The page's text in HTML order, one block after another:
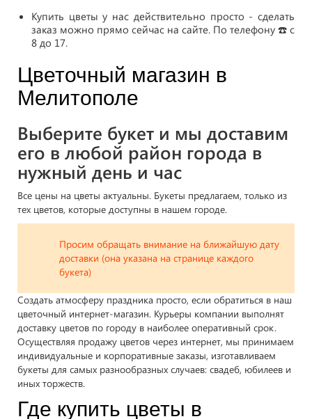
Купить цветы у нас действительно просто - сделать
заказ можно прямо сейчас на сайте. По телефону ☎️ с
8 до 17.
Цветочный магазин в
Мелитополе
Выберите букет и мы доставим
его в любой район города в
нужный день и час
Все цены на цветы актуальны. Букеты предлагаем, только из
тех цветов, которые доступны в нашем городе.
Просим обращать внимание на ближайшую дату
доставки (она указана на странице каждого
букета)
Создать атмосферу праздника просто, если обратиться в наш
цветочный интернет-магазин. Курьеры компании выполнят
доставку цветов по городу в наиболее оперативный срок.
Осуществляя продажу цветов через интернет, мы принимаем
индивидуальные и корпоративные заказы, изготавливаем
букеты для самых разнообразных случаев: свадеб, юбилеев и
иных торжеств.
Где купить цветы в